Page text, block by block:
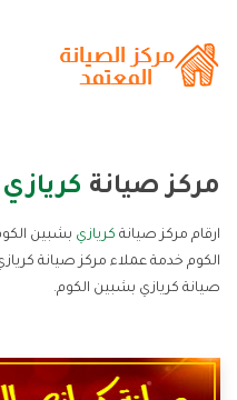
مركز صيانة كريازي
ارقام مركز صيانة كريازي بشبين
الكوم خدمة عملاء مركز صيانة
صيانة كريازي بشبين الكوم.